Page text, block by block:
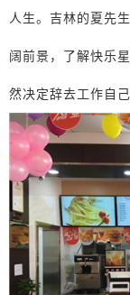
人生。吉林的夏先
阔前景，了解快乐
然决定辞去工作自己